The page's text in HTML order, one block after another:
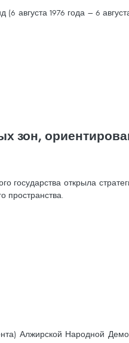
1976 года — 6
зон,
государства открыла
пространства.
Алжирской Народной